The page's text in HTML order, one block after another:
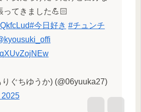
ってきました💪🏻
#今日好き #チュンチ
ぐちゆうか) (@06yuuka27)
2025